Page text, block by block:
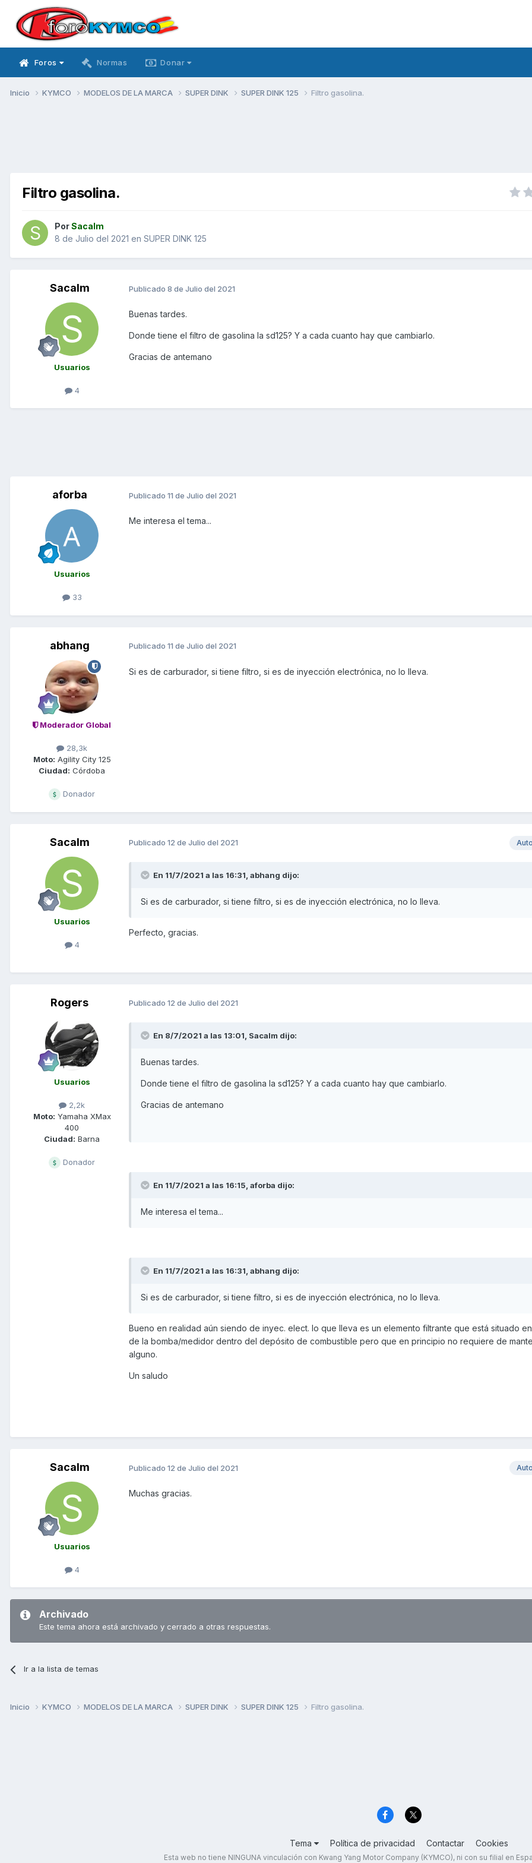
Foros Normas Donar
Inicio KYMCO MODELOS DE LA MARCA SUPER DINK SUPER DINK 125 Filtro gasolina.
Filtro gasolina.
PorSacalm
8 de Julio del 2021 en SUPER DINK 125
Sacalm
Usuarios
4
Publicado 8 de Julio del 2021
Buenas tardes.
Donde tiene el filtro de gasolina la sd125? Y a cada cuanto hay que cambiarlo.
Gracias de antemano
aforba
Usuarios
33
Publicado 11 de Julio del 2021
Me interesa el tema...
abhang
Moderador Global
28,3k
Moto: Agility City 125
Ciudad: Córdoba
Donador
Publicado 11 de Julio del 2021
Si es de carburador, si tiene filtro, si es de inyección electrónica, no lo lleva.
Sacalm
Usuarios
4
Publicado 12 de Julio del 2021
En 11/7/2021 a las 16:31, abhang dijo:
Si es de carburador, si tiene filtro, si es de inyección electrónica, no lo lleva.
Perfecto, gracias.
Rogers
Usuarios
2,2k
Moto: Yamaha XMax
400
Ciudad: Barna
Donador
Publicado 12 de Julio del 2021
En 8/7/2021 a las 13:01, Sacalm dijo:
Buenas tardes.
Donde tiene el filtro de gasolina la sd125? Y a cada cuanto hay que cambiarlo.
Gracias de antemano
En 11/7/2021 a las 16:15, aforba dijo:
Me interesa el tema...
En 11/7/2021 a las 16:31, abhang dijo:
Si es de carburador, si tiene filtro, si es de inyección electrónica, no lo lleva.
Bueno en realidad aún siendo de inyec. elect. lo que lleva es un elemento filtrante que está situado
de la bomba/medidor dentro del depósito de combustible pero que en principio no requiere de
alguno.
Un saludo
Sacalm
Usuarios
4
Publicado 12 de Julio del 2021
Muchas gracias.
Archivado
Este tema ahora está archivado y cerrado a otras respuestas.
Ir a la lista de temas
Inicio KYMCO MODELOS DE LA MARCA SUPER DINK SUPER DINK 125 Filtro gasolina.
Tema Política de privacidad Contactar Cookies
Esta web no tiene NINGUNA vinculación con Kwang Yang Motor Company (KYMCO), ni con su filial en